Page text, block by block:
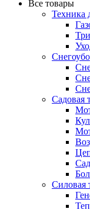
Все товары
Техника
Садовая
Силовая